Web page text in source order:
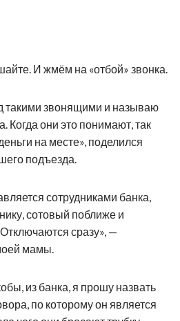
И жмём на «отбой» звонка.
такими звонящими и называю
Когда они это понимают, так
на месте», поделился
подъезда.
сотрудниками банка,
сотовый поближе и
сразу», —
мамы.
из банка, я прошу назвать
по которому он является